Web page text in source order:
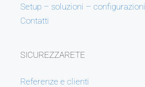
Setup – soluzioni – configurazioni
Contatti
SICUREZZARETE
Referenze e clienti